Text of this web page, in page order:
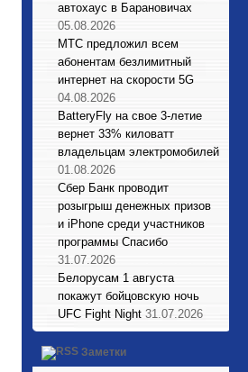
автохаус в Барановичах
05.08.2026
МТС предложил всем
абонентам безлимитный
интернет на скорости 5G
04.08.2026
BatteryFly на свое 3-летие
вернет 33% киловатт
владельцам электромобилей
01.08.2026
Сбер Банк проводит
розыгрыш денежных призов
и iPhone среди участников
программы Спасибо
31.07.2026
Белорусам 1 августа
покажут бойцовскую ночь
UFC Fight Night 31.07.2026
Заметки